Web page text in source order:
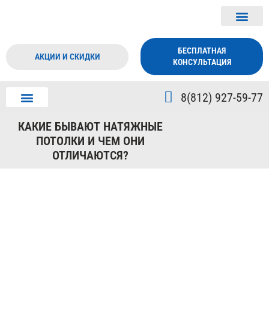
АКЦИИ И СКИДКИ
БЕСПЛАТНАЯ
КОНСУЛЬТАЦИЯ
8(812) 927-59-77
КАКИЕ БЫВАЮТ НАТЯЖНЫЕ
ПОТОЛКИ И ЧЕМ ОНИ
ОТЛИЧАЮТСЯ?